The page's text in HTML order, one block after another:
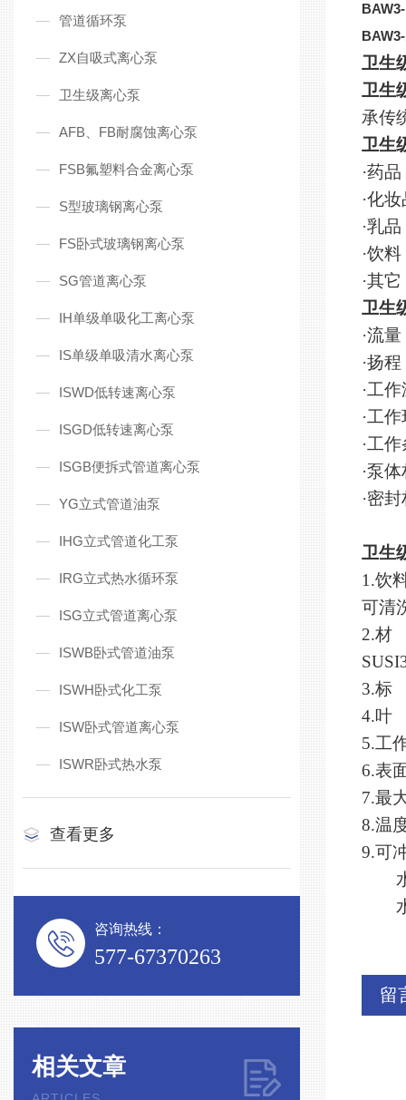
管道循环泵
ZX自吸式离心泵
卫生级离心泵
AFB、FB耐腐蚀离心泵
FSB氟塑料合金离心泵
S型玻璃钢离心泵
FS卧式玻璃钢离心泵
SG管道离心泵
IH单级单吸化工离心泵
IS单级单吸清水离心泵
ISWD低转速离心泵
ISGD低转速离心泵
ISGB便拆式管道离心泵
YG立式管道油泵
IHG立式管道化工泵
IRG立式热水循环泵
ISG立式管道离心泵
ISWB卧式管道油泵
ISWH卧式化工泵
ISW卧式管道离心泵
ISWR卧式热水泵
查看更多
咨询热线：
577-67370263
相关文章
卫生
卫生
承传
卫生
·药
·化
·乳
·饮
·其
卫生
·流
·扬
·工
·工
·工
·泵
·密
卫生
1.饮
可清
2.材
3.标
4.叶
5.工
6.表
7.最
8.温
9.可
水
水
留